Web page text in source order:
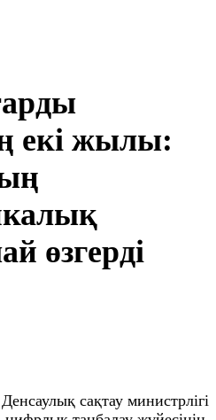
екі жылы:
өзгерді
сақтау министрлігі